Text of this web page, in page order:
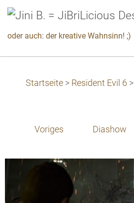
oder auch: der kreative Wahnsinn! ;)
Startseite > Resident Evil 6 >
Voriges Diashow